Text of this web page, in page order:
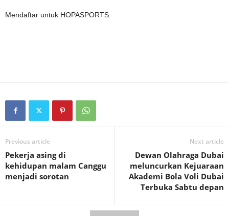
Mendaftar untuk HOPASPORTS:
Previous article
Pekerja asing di
kehidupan malam Canggu
menjadi sorotan
Next article
Dewan Olahraga Dubai
meluncurkan Kejuaraan
Akademi Bola Voli Dubai
Terbuka Sabtu depan